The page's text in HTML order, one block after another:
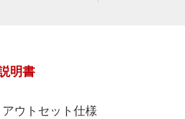
明書
ウトセット仕様